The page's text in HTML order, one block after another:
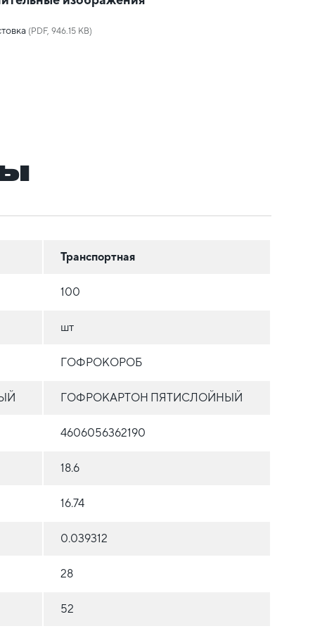
(PDF, 946.15 KB)
Транспортная
100
шт
ГОФРОКОРОБ
ГОФРОКАРТОН ПЯТИСЛОЙНЫЙ
4606056362190
18.6
16.74
0.039312
28
52